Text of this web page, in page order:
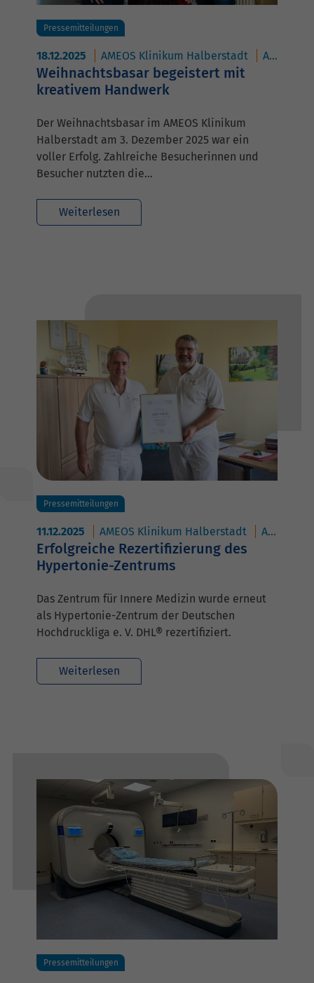
Pressemitteilungen
18.12.2025 AMEOS Klinikum Halberstadt AMEOS Poliklinikum Halberstadt
Weihnachtsbasar begeistert mit
kreativem Handwerk
Der Weihnachtsbasar im AMEOS Klinikum
Halberstadt am 3. Dezember 2025 war ein
voller Erfolg. Zahlreiche Besucherinnen und
Besucher nutzten die…
Weiterlesen
Pressemitteilungen
11.12.2025 AMEOS Klinikum Halberstadt AMEOS Poliklinikum Halberstadt
Erfolgreiche Rezertifizierung des
Hypertonie-Zentrums
Das Zentrum für Innere Medizin wurde erneut
als Hypertonie-Zentrum der Deutschen
Hochdruckliga e. V. DHL® rezertifiziert.
Weiterlesen
Pressemitteilungen